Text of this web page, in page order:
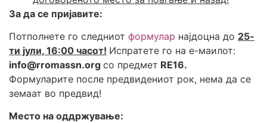
За да се пријавите:
Потполнете го следниот формулар најдоцна до 25-
ти јули, 16:00 часот! Испратете го на е-маилот:
info@rromassn.org со предмет RE16.
Формуларите после предвидениот рок, нема да се
земаат во предвид!
Место на оддржување: